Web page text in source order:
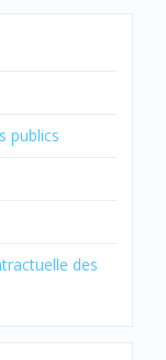
publics
des